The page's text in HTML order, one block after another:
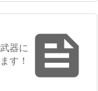

器に
す！